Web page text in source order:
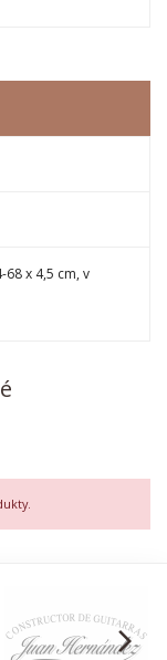
x 4,5 cm, v
arrow_forward_ios